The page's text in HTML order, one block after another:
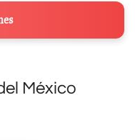
México